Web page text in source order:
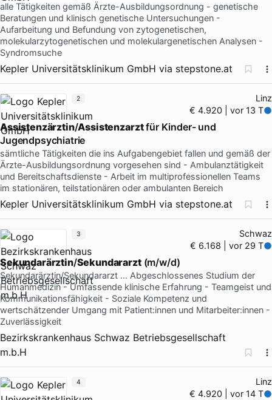
alle Tätigkeiten gemäß Ärzte-Ausbildungsordnung - genetische
Beratungen und klinisch genetische Untersuchungen -
Aufarbeitung und Befundung von zytogenetischen,
molekularzytogenetischen und molekulargenetischen Analysen -
Syndromsuche
Kepler Universitätsklinikum GmbH via stepstone.at
Linz
€ 4.920 | vor 13 T
Assistenzärztin/Assistenzarztfür Kinder- und
Jugendpsychiatrie
sämtliche Tätigkeiten die ins Aufgabengebiet fallen und gemäß der
Ärzte-Ausbildungsordnung vorgesehen sind - Ambulanztätigkeit
und Bereitschaftsdienste - Arbeit im multiprofessionellen Teams
im stationären, teilstationären oder ambulanten Bereich
Kepler Universitätsklinikum GmbH via stepstone.at
2
Schwaz
€ 6.168 | vor 29 T
Sekundarärztin/Sekundararzt(m/w/d)
Sekundarärztin/Sekundararzt … Abgeschlossenes Studium der
Humanmedizin - Umfassende klinische Erfahrung - Teamgeist und
Kommunikationsfähigkeit - Soziale Kompetenz und
wertschätzender Umgang mit Patient:innen und Mitarbeiter:innen -
Zuverlässigkeit
Bezirkskrankenhaus Schwaz Betriebsgesellschaft
m.b.H
3
Linz
€ 4.920 | vor 14 T
4